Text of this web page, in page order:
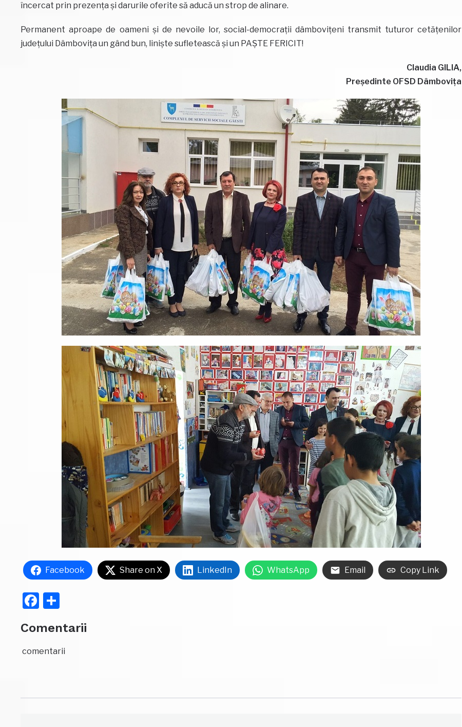
încercat prin prezenţa şi darurile oferite să aducă un strop de alinare.
Permanent aproape de oameni și de nevoile lor, social-democrații dâmbovițeni transmit tuturor cetățenilor
județului Dâmbovița un gând bun, liniște sufletească și un PAȘTE FERICIT!
Claudia GILIA,
Președinte OFSD Dâmbovița
Facebook Share on X LinkedIn WhatsApp Email Copy Link
Facebook
Comentarii
comentarii